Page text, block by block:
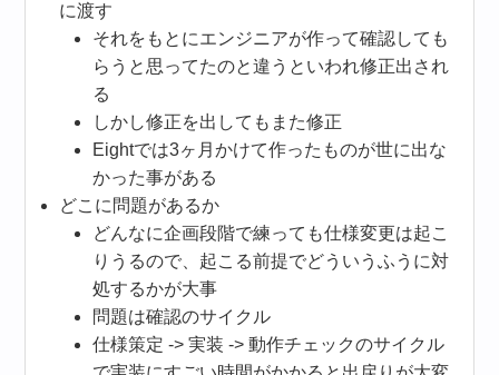
に渡す
それをもとにエンジニアが作って確認しても
らうと思ってたのと違うといわれ修正出され
る
しかし修正を出してもまた修正
Eightでは3ヶ月かけて作ったものが世に出な
かった事がある
どこに問題があるか
どんなに企画段階で練っても仕様変更は起こ
りうるので、起こる前提でどういうふうに対
処するかが大事
問題は確認のサイクル
仕様策定 -> 実装 -> 動作チェックのサイクル